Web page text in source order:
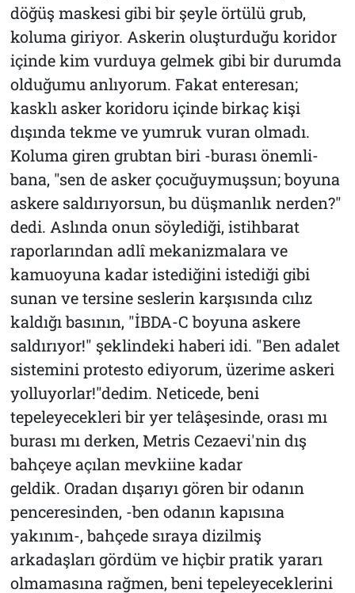
döğüş maskesi gibi bir şeyle örtülü grub,
koluma giriyor. Askerin oluşturduğu koridor
içinde kim vurduya gelmek gibi bir durumda
olduğumu anlıyorum. Fakat enteresan;
kasklı asker koridoru içinde birkaç kişi
dışında tekme ve yumruk vuran olmadı.
Koluma giren grubtan biri -burası önemli-
bana, "sen de asker çocuğuymuşsun; boyuna
askere saldırıyorsun, bu düşmanlık nerden?"
dedi. Aslında onun söylediği, istihbarat
raporlarından adlî mekanizmalara ve
kamuoyuna kadar istediğini istediği gibi
sunan ve tersine seslerin karşısında cılız
kaldığı basının, "İBDA-C boyuna askere
saldırıyor!" şeklindeki haberi idi. "Ben adalet
sistemini protesto ediyorum, üzerime askeri
yolluyorlar!"dedim. Neticede, beni
tepeleyecekleri bir yer telâşesinde, orası mı
burası mı derken, Metris Cezaevi'nin dış
bahçeye açılan mevkiine kadar
geldik. Oradan dışarıyı gören bir odanın
penceresinden, -ben odanın kapısına
yakınım-, bahçede sıraya dizilmiş
arkadaşları gördüm ve hiçbir pratik yararı
olmamasına rağmen, beni tepeleyeceklerini